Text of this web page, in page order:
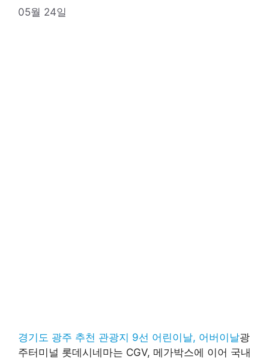
05월 24일
경기도 광주 추천 관광지 9선 어린이날, 어버이날광
주터미널 롯데시네마는 CGV, 메가박스에 이어 국내